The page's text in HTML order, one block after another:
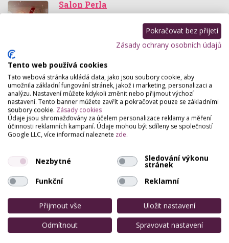
Salon Perla
Kosmetika, kyslíková mezoterapi, nehtová modeláž,
pedikúra, kadeřnictví, masáže, permanentní
prodlužování řas, vizážistika
Karolnails
Hornická 680, Těrlicko
Jmenuji se Karla a nehtovou modeláží se zabývám
od roku 2007. Tato práce se mi stala velkým
koníčkem, především pro pocit, kdy dámy odchází s
úsměvěm…
Salon Maxima
Příjemný salon s prima atmosférou a dlouholetou
Studio Těrlicko
Horní těrlicko 815 , Těrlicko
Pokračovat bez přijetí
Zásady ochrany osobních údajů
Tento web používá cookies
Tato webová stránka ukládá data, jako jsou soubory cookie, aby
umožnila základní fungování stránek, jakož i marketing, personalizaci a
analýzu. Nastavení můžete kdykoli změnit nebo přijmout výchozí
nastavení. Tento banner můžete zavřít a pokračovat pouze se základními
soubory cookie. Zásady cookies
Údaje jsou shromažďovány za účelem personalizace reklamy a měření
účinnosti reklamních kampaní. Údaje mohou být sdíleny se společností
Google LLC, více informací naleznete zde.
Nezbytné Sledování výkonu
stránek
Funkční
Reklamní
Přijmout vše
Uložit nastavení
Odmítnout
Spravovat nastavení